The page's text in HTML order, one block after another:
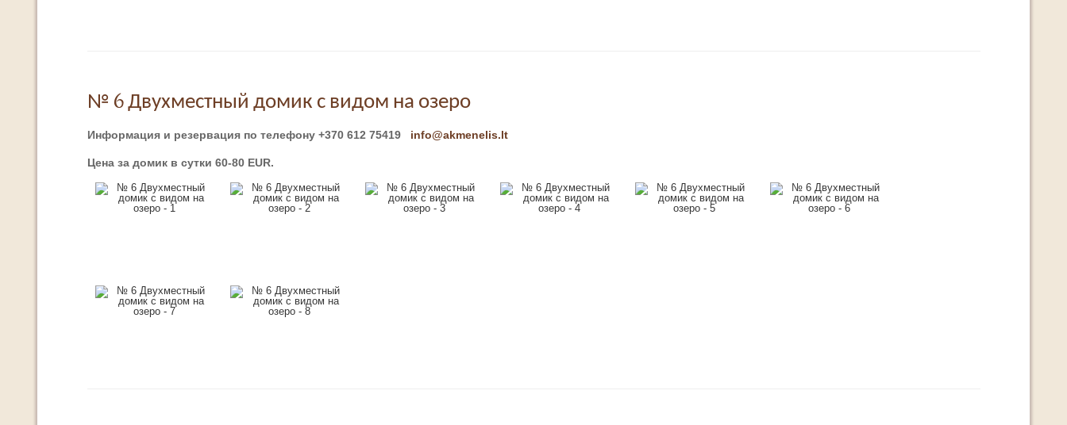
№ 6 Двухместный домик с видом на озеро
Информация и резервация по телефону +370 612 75419 info@akmenelis.lt
Цена за домик в сутки 60-80 EUR.